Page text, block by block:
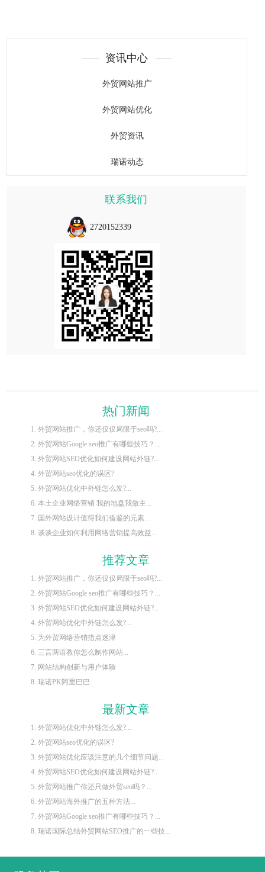
资讯中心
外贸网站推广
外贸网站优化
外贸资讯
瑞诺动态
联系我们
2720152339
热门新闻
1. 外贸网站推广，你还仅仅局限于seo吗?...
2. 外贸网站Google seo推广有哪些技巧？...
3. 外贸网站SEO优化如何建设网站外链?...
4. 外贸网站seo优化的误区?
5. 外贸网站优化中外链怎么发?...
6. 本土企业网络营销 我的地盘我做主...
7. 国外网站设计值得我们借鉴的元素...
8. 谈谈企业如何利用网络营销提高效益...
推荐文章
1. 外贸网站推广，你还仅仅局限于seo吗?...
2. 外贸网站Google seo推广有哪些技巧？...
3. 外贸网站SEO优化如何建设网站外链?...
4. 外贸网站优化中外链怎么发?...
5. 为外贸网络营销指点迷津
6. 三言两语教你怎么制作网站...
7. 网站结构创新与用户体验
8. 瑞诺PK阿里巴巴
最新文章
1. 外贸网站优化中外链怎么发?...
2. 外贸网站seo优化的误区?
3. 外贸网站优化应该注意的几个细节问题...
4. 外贸网站SEO优化如何建设网站外链?...
5. 外贸网站推广你还只做外贸seo吗？...
6. 外贸网站海外推广的五种方法...
7. 外贸网站Google seo推广有哪些技巧？...
8. 瑞诺国际总结外贸网站SEO推广的一些技...